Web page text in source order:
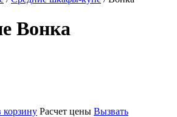
Вонка
корзину Расчет цены Вызвать